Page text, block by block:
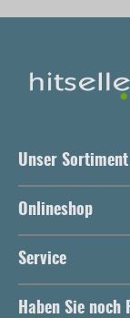
Unser Sortiment
Onlineshop
Service
Haben Sie noch